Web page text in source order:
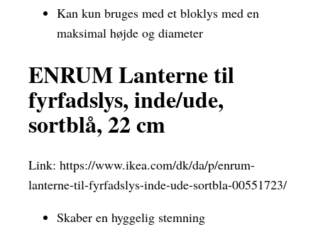
Kan kun bruges med et bloklys med en
maksimal højde og diameter
ENRUM Lanterne til
fyrfadslys, inde/ude,
sortblå, 22 cm
Link: https://www.ikea.com/dk/da/p/enrum-
lanterne-til-fyrfadslys-inde-ude-sortbla-00551723/
Skaber en hyggelig stemning